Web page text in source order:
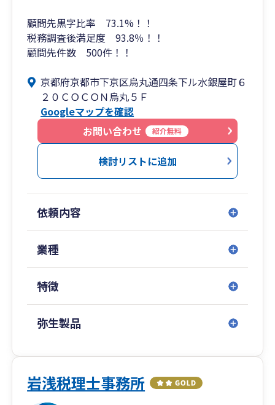
顧問先黒字比率 73.1%！！
税務調査後満足度 93.8％！！
顧問先件数 500件！！
京都府京都市下京区烏丸通四条下ル水銀屋町６
２０ＣＯＣＯＮ烏丸５Ｆ
Googleマップを確認
お問い合わせ
紹介無料
検討リストに追加
依頼内容
業種
特徴
弥生製品
岩浅税理士事務所